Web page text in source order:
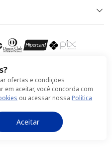
ofertas e condições
em aceitar, você concorda com
ou acessar nossaPolítica
Aceitar
09h às 18h.
segura
de Cookies Termos de Uso